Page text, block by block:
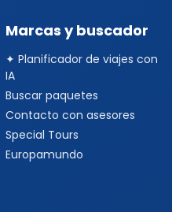
Marcas y buscador
✦ Planificador de viajes con
IA
Buscar paquetes
Contacto con asesores
Special Tours
Europamundo